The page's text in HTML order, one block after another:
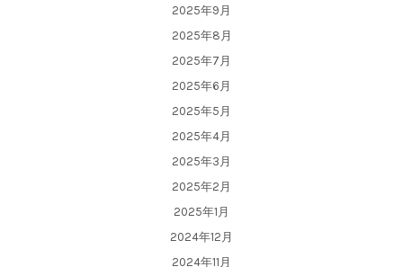
2025年9月
2025年8月
2025年7月
2025年6月
2025年5月
2025年4月
2025年3月
2025年2月
2025年1月
2024年12月
2024年11月